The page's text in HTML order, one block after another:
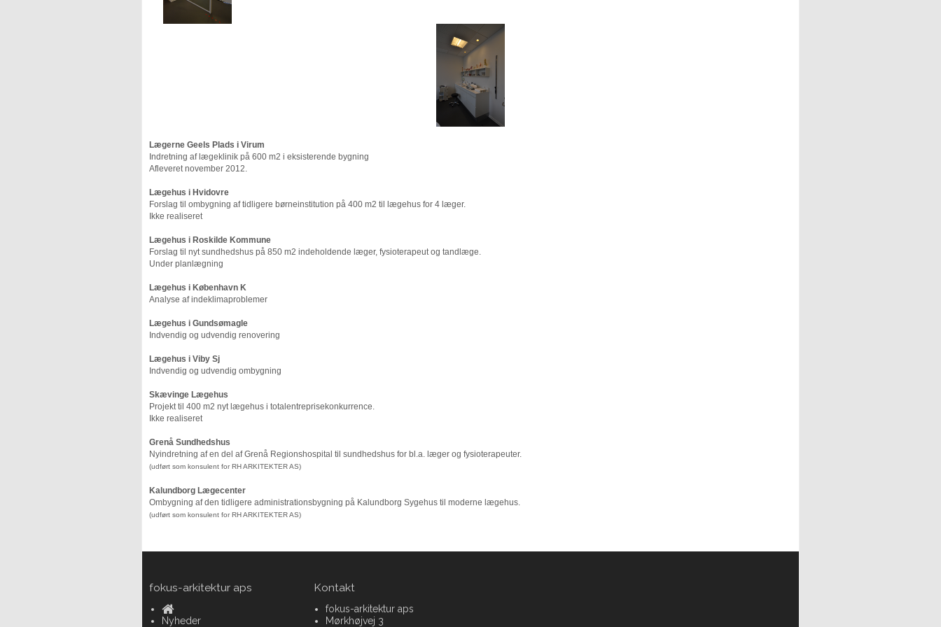
Lægerne Geels Plads i Virum
Indretning af lægeklinik på 600 m2 i eksisterende bygning
Afleveret november 2012.
Lægehus i Hvidovre
Forslag til ombygning af tidligere børneinstitution på 400 m2 til lægehus for 4 læger.
Ikke realiseret
Lægehus i Roskilde Kommune
Forslag til nyt sundhedshus på 850 m2 indeholdende læger, fysioterapeut og tandlæge.
Under planlægning
Lægehus i København K
Analyse af indeklimaproblemer
Lægehus i Gundsømagle
Indvendig og udvendig renovering
Lægehus i Viby Sj
Indvendig og udvendig ombygning
Skævinge Lægehus
Projekt til 400 m2 nyt lægehus i totalentreprisekonkurrence.
Ikke realiseret
Grenå Sundhedshus
Nyindretning af en del af Grenå Regionshospital til sundhedshus for bl.a. læger og fysioterapeuter.
(udført som konsulent for RH ARKITEKTER AS)
Kalundborg Lægecenter
Ombygning af den tidligere administrationsbygning på Kalundborg Sygehus til moderne lægehus.
(udført som konsulent for RH ARKITEKTER AS)
fokus-arkitektur aps
Nyheder
Kontakt
fokus-arkitektur aps
Mørkhøjvej 3